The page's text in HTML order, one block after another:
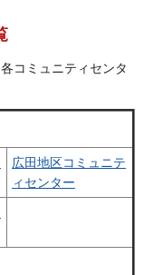
コミュニティセンタ
広田地区コミュニテ
ィセンター